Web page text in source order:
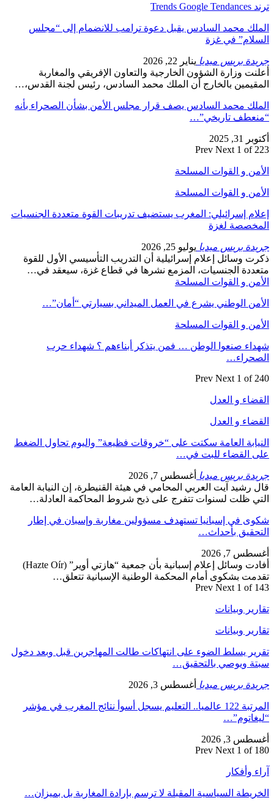
ترند Trends Google Tendances
الملك محمد السادس يقبل دعوة ترامب للانضمام إلى “مجلس
السلام” في غزة
جريدة بريس ميديا يناير 22, 2026
أعلنت وزارة الشؤون الخارجية والتعاون الإفريقي والمغاربة
المقيمين بالخارج أن الملك محمد السادس، رئيس لجنة القدس،…
الملك محمد السادس يصف قرار مجلس الأمن بشأن الصحراء بأنه
“منعطف تاريخي”…
أكتوبر 31, 2025
Prev Next 1 of 223
الأمن و القوات المسلحة
الأمن و القوات المسلحة
إعلام إسرائيلي: المغرب يستضيف تدريبات القوة متعددة الجنسيات
المخصصة لغزة
جريدة بريس ميديا يوليو 25, 2026
ذكرت وسائل إعلام إسرائيلية أن التدريب التأسيسي الأول للقوة
متعددة الجنسيات، المزمع نشرها في قطاع غزة، سيعقد في…
الأمن و القوات المسلحة
الأمن الوطني يشرع في العمل الميداني بسيارتي “أمان”…
الأمن و القوات المسلحة
شهداء صنعوا الوطن … فمن يتذكر أبناءهم ؟ شهداء حرب
الصحراء…
Prev Next 1 of 240
القضاء و العدل
القضاء و العدل
النيابة العامة سكتت على “خروقات فظيعة” واليوم تحاول الضغط
على القضاء للبت في…
جريدة بريس ميديا أغسطس 7, 2026
قال رشيد آيت العربي المحامي في هيئة القنيطرة، إن النيابة العامة
التي ظلت لسنوات تتفرج على ذبح شروط المحاكمة العادلة…
شكوى في إسبانيا تستهدف مسؤولين مغاربة وإسبان في إطار
التحقيق بأحداث…
أغسطس 7, 2026
أفادت وسائل إعلام إسبانية بأن جمعية “هازتي أوير” (Hazte Oír)
تقدمت بشكوى أمام المحكمة الوطنية الإسبانية تتعلق…
Prev Next 1 of 143
تقارير وبيانات
تقارير وبيانات
تقرير يسلط الضوء على انتهاكات طالت المهاجرين قبل وبعد دخول
سبتة ويوصي بالتحقيق…
جريدة بريس ميديا أغسطس 3, 2026
المرتبة 122 عالميا.. التعليم يسجل أسوأ نتائج المغرب في مؤشر
“ليغاتوم”…
أغسطس 3, 2026
Prev Next 1 of 180
آراء وأفكار
الخريطة السياسية المقبلة لا ترسم بإرادة المغاربة بل بميزان…